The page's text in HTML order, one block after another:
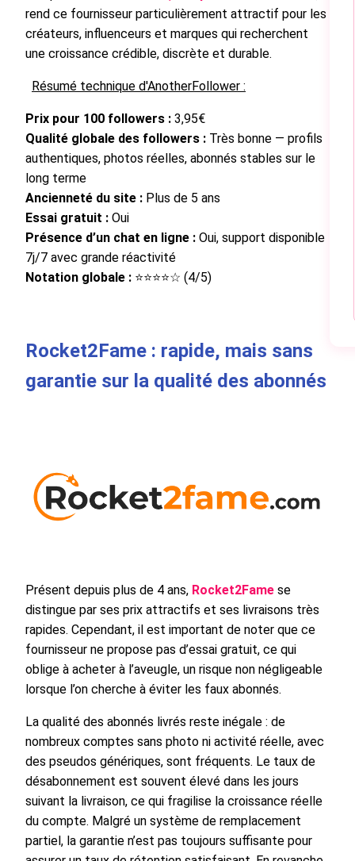
rend ce fournisseur particulièrement attractif pour les
créateurs, influenceurs et marques qui recherchent
une croissance crédible, discrète et durable.
Résumé technique d'AnotherFollower :
Prix pour 100 followers : 3,95€
Qualité globale des followers : Très bonne — profils
authentiques, photos réelles, abonnés stables sur le
long terme
Ancienneté du site : Plus de 5 ans
Essai gratuit : Oui
Présence d’un chat en ligne : Oui, support disponible
7j/7 avec grande réactivité
Notation globale : ⭐⭐⭐⭐☆ (4/5)
Rocket2Fame : rapide, mais sans
garantie sur la qualité des abonnés
Présent depuis plus de 4 ans, Rocket2Fame se
distingue par ses prix attractifs et ses livraisons très
rapides. Cependant, il est important de noter que ce
fournisseur ne propose pas d’essai gratuit, ce qui
oblige à acheter à l’aveugle, un risque non négligeable
lorsque l’on cherche à éviter les faux abonnés.
La qualité des abonnés livrés reste inégale : de
nombreux comptes sans photo ni activité réelle, avec
des pseudos génériques, sont fréquents. Le taux de
désabonnement est souvent élevé dans les jours
suivant la livraison, ce qui fragilise la croissance réelle
du compte. Malgré un système de remplacement
partiel, la garantie n’est pas toujours suffisante pour